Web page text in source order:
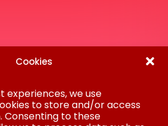
Cookies
experiences, we use
to store and/or access
Consenting to these